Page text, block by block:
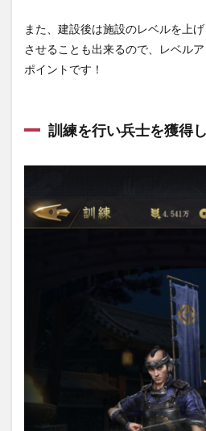
また、建設後は施設のレベルを上
させることも出来るので、レベル
ポイントです！
訓練を行い兵士を獲得